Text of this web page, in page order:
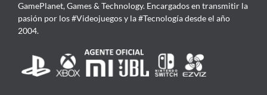
GamePlanet, Games & Technology. Encargados en transmitir la
pasión por los #Videojuegos y la #Tecnología desde el año
2004.